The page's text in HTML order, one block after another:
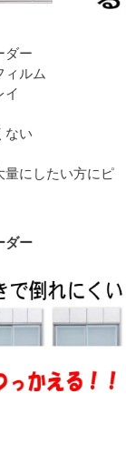
ダー
ィルム
イ
ない
量にしたい方にピ
ダー